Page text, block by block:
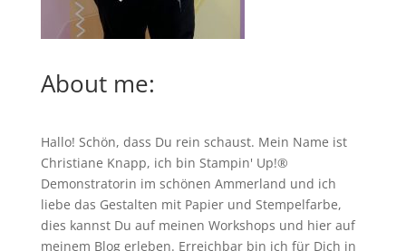
About me:
Hallo! Schön, dass Du rein schaust. Mein Name ist
Christiane Knapp, ich bin Stampin' Up!®
Demonstratorin im schönen Ammerland und ich
liebe das Gestalten mit Papier und Stempelfarbe,
dies kannst Du auf meinen Workshops und hier auf
meinem Blog erleben. Erreichbar bin ich für Dich in